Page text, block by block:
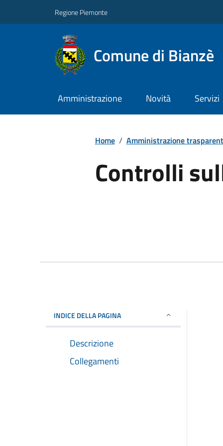
Regione Piemonte
Comune di Bianzè
Amministrazione Novità Servizi
Home / Amministrazione
Controlli
INDICE DELLA PAGINA
Descrizione
Collegamenti